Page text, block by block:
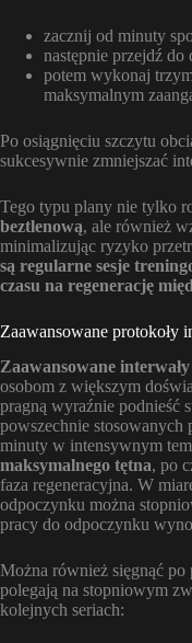
zacznij od minuty
następnie przejdź
potem wykonaj
maksymalnym
Po osiągnięciu szczytu
sukcesywnie zmniejszać
Tego typu plany nie tylko
beztlenową, ale również
minimalizując ryzyko
są regularne sesje
czasu na regenerację
Zaawansowane protokoły
Zaawansowane
osobom z większym
pragną wyraźnie podnieść
powszechnie stosowanych
minuty w intensywnym
maksymalnego tętna, po
faza regeneracyjna. W
odpoczynku można
pracy do odpoczynku
Można również sięgnąć po
polegają na stopniowym
kolejnych seriach: